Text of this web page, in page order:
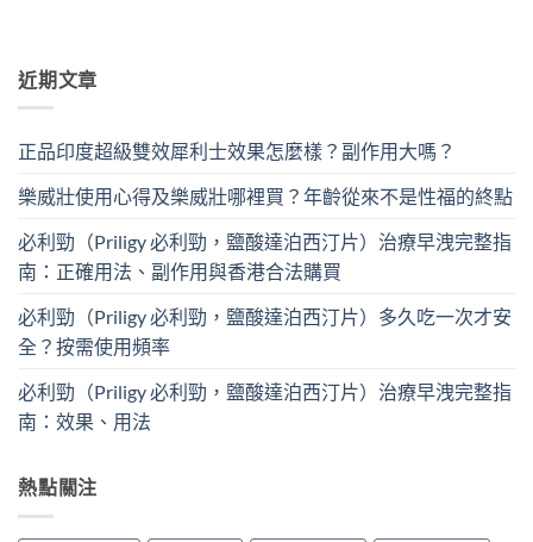
近期文章
正品印度超級雙效犀利士效果怎麼樣？副作用大嗎？
樂威壯使用心得及樂威壯哪裡買？年齡從來不是性福的終點
必利勁（Priligy 必利勁，鹽酸達泊西汀片）治療早洩完整指
南：正確用法、副作用與香港合法購買
必利勁（Priligy 必利勁，鹽酸達泊西汀片）多久吃一次才安
全？按需使用頻率
必利勁（Priligy 必利勁，鹽酸達泊西汀片）治療早洩完整指
南：效果、用法
熱點關注